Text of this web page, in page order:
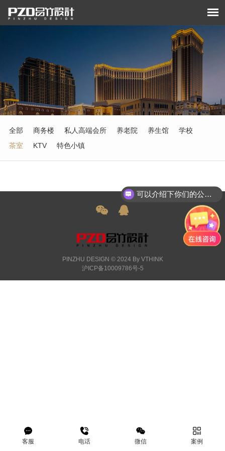
全部 商务楼 私人高端会所 养老院 养生馆
学校
茶室
KTV 特色小镇
PINZHU DESIGN © 2024 By VTHINK
沪ICP备10009786号-5
客服 电话 微信 案例
可以介绍下你们的公司么？